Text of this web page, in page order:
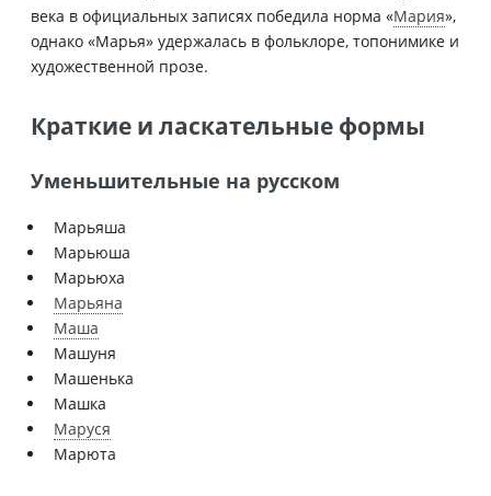
века в официальных записях победила норма «Мария»,
однако «Марья» удержалась в фольклоре, топонимике и
художественной прозе.
Краткие и ласкательные формы
Уменьшительные на русском
Марьяша
Марьюша
Марьюха
Марьяна
Маша
Машуня
Машенька
Машка
Маруся
Марюта